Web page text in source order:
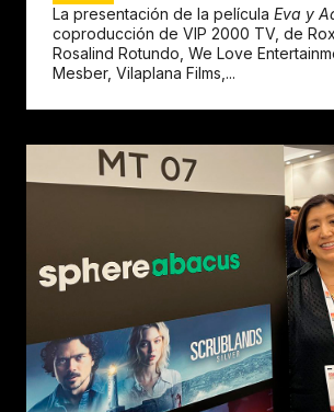
La presentación de la película Eva y
coproducción de VIP 2000 TV, de
Rosalind Rotundo, We Love
Mesber, Vilaplana Films,...